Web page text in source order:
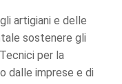
artigiani e delle
sostenere gli
per la
dalle imprese e di